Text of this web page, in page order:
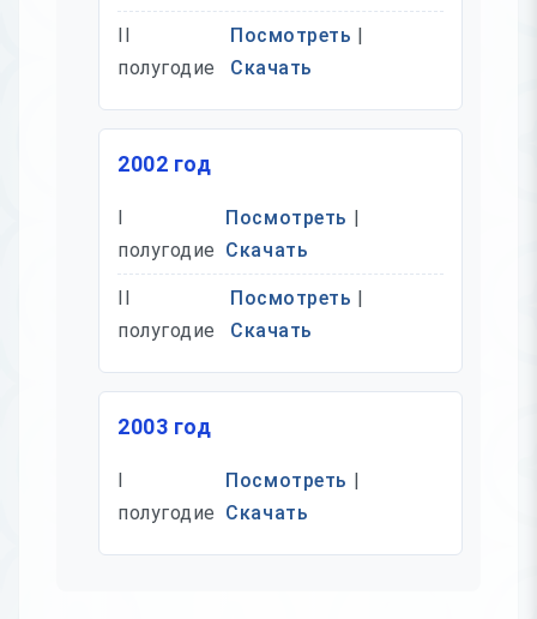
II
полугодие
Посмотреть |
Скачать
2002 год
I
полугодие
Посмотреть |
Скачать
II
полугодие
Посмотреть |
Скачать
2003 год
I
полугодие
Посмотреть |
Скачать